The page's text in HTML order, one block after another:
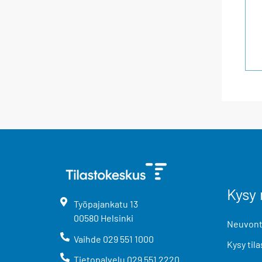
Työpajankatu 13
00580 Helsinki
Vaihde 029 551 1000
Tietopalvelu 029 551 2220
Kysy